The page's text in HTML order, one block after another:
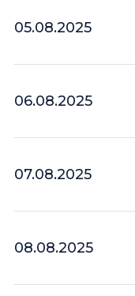
05.08.2025
06.08.2025
07.08.2025
08.08.2025